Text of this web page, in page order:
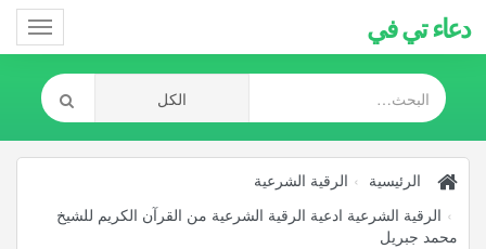
دعاء تي في
الرئيسية
الرقية الشرعية
الرقية الشرعية ادعية الرقية الشرعية من القرآن الكريم للشيخ
محمد جبريل